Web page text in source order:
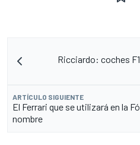
Ricciardo: coches
ARTÍCULO SIGUIENTE
El Ferrari que se utilizará en la
nombre